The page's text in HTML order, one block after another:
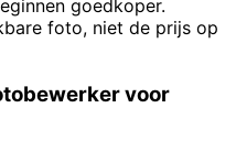
goedkoper.
foto, niet de prijs op
voor